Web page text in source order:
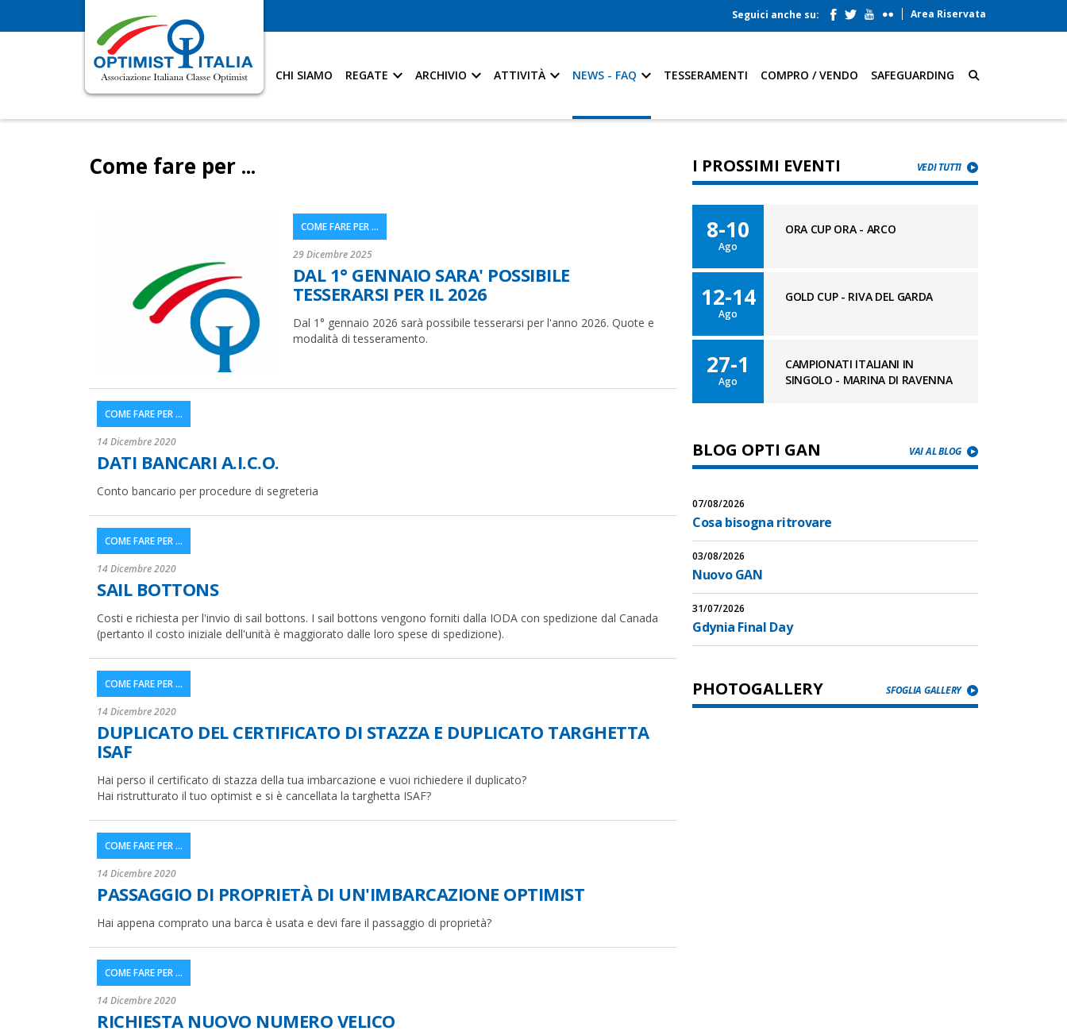
Area Riservata
Seguici anche su:
CHI SIAMO REGATE ARCHIVIO ATTIVITÀ NEWS - FAQ TESSERAMENTI COMPRO / VENDO SAFEGUARDING
Come fare per ...
COME FARE PER ...
29 Dicembre 2025
DAL 1° GENNAIO SARA' POSSIBILE
TESSERARSI PER IL 2026
Dal 1° gennaio 2026 sarà possibile tesserarsi per l'anno 2026. Quote e
modalità di tesseramento.
COME FARE PER ...
14 Dicembre 2020
DATI BANCARI A.I.C.O.
Conto bancario per procedure di segreteria
COME FARE PER ...
14 Dicembre 2020
SAIL BOTTONS
Costi e richiesta per l'invio di sail bottons. I sail bottons vengono forniti dalla IODA con spedizione dal Canada
(pertanto il costo iniziale dell'unità è maggiorato dalle loro spese di spedizione).
COME FARE PER ...
14 Dicembre 2020
DUPLICATO DEL CERTIFICATO DI STAZZA E DUPLICATO TARGHETTA
ISAF
Hai perso il certificato di stazza della tua imbarcazione e vuoi richiedere il duplicato?
Hai ristrutturato il tuo optimist e si è cancellata la targhetta ISAF?
COME FARE PER ...
14 Dicembre 2020
PASSAGGIO DI PROPRIETÀ DI UN'IMBARCAZIONE OPTIMIST
Hai appena comprato una barca è usata e devi fare il passaggio di proprietà?
COME FARE PER ...
14 Dicembre 2020
RICHIESTA NUOVO NUMERO VELICO
I PROSSIMI EVENTI VEDI TUTTI
8-10
Ago
ORA CUP ORA - ARCO
12-14
Ago
GOLD CUP - RIVA DEL GARDA
27-1
Ago
CAMPIONATI ITALIANI IN
SINGOLO - MARINA DI RAVENNA
BLOG OPTI GAN VAI AL BLOG
07/08/2026
Cosa bisogna ritrovare
03/08/2026
Nuovo GAN
31/07/2026
Gdynia Final Day
PHOTOGALLERY SFOGLIA GALLERY